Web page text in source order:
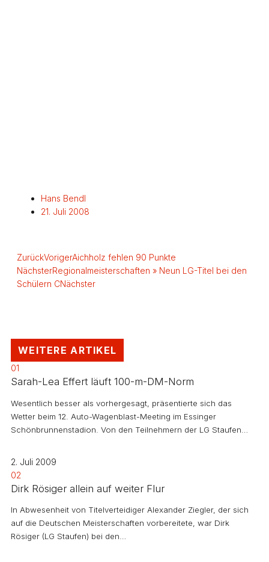
Hans Bendl
21. Juli 2008
ZurückVorigerAichholz fehlen 90 Punkte
NächsterRegionalmeisterschaften » Neun LG-Titel bei den
Schülern CNächster
WEITERE ARTIKEL
01
Sarah-Lea Effert läuft 100-m-DM-Norm
Wesentlich besser als vorhergesagt, präsentierte sich das
Wetter beim 12. Auto-Wagenblast-Meeting im Essinger
Schönbrunnenstadion. Von den Teilnehmern der LG Staufen…
2. Juli 2009
02
Dirk Rösiger allein auf weiter Flur
In Abwesenheit von Titelverteidiger Alexander Ziegler, der sich
auf die Deutschen Meisterschaften vorbereitete, war Dirk
Rösiger (LG Staufen) bei den…